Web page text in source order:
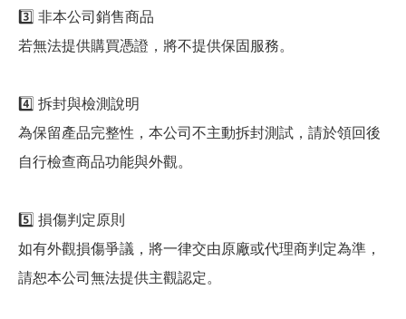
3️⃣ 非本公司銷售商品
若無法提供購買憑證，將不提供保固服務。
4️⃣ 拆封與檢測說明
為保留產品完整性，本公司不主動拆封測試，請於領回後
自行檢查商品功能與外觀。
5️⃣ 損傷判定原則
如有外觀損傷爭議，將一律交由原廠或代理商判定為準，
請恕本公司無法提供主觀認定。